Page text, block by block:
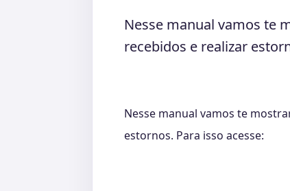
Nesse manual vamos te
recebidos e realizar
Nesse manual vamos te
estornos. Para isso acesse: